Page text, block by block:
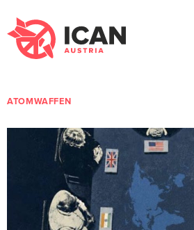
ATOMWAFFEN